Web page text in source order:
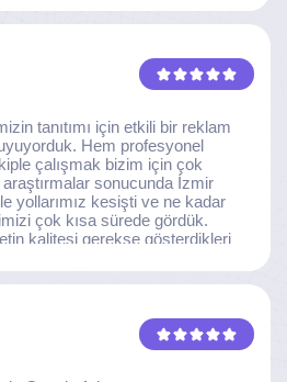
tanıtımı için etkili bir reklam
Hem profesyonel
çalışmak bizim için çok
araştırmalar sonucunda İzmir
yollarımız kesişti ve ne kadar
çok kısa sürede gördük.
kalitesi gerekse gösterdikleri
asla taviz vermeyen, her
ederiz.